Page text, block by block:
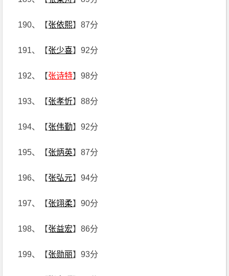
190、【张依熙】87分
191、【张少喜】92分
192、【张诗特】98分
193、【张孝忻】88分
194、【张伟勤】92分
195、【张炳英】87分
196、【张弘元】94分
197、【张翊柔】90分
198、【张益宏】86分
199、【张勋丽】93分